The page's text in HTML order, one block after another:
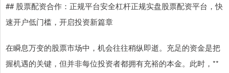
## 股票配资合作：正规平台安全杠杆正规实盘股票配资平台，快
速开户低门槛，开启投资新篇章
在瞬息万变的股票市场中，机会往往稍纵即逝。充足的资金是把
握机遇的关键，但并非每位投资者都拥有充裕的本金。此时，**